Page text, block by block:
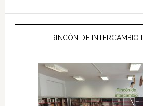
RINCÓN DE INTERCAMBIO